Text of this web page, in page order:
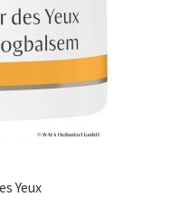
Yeux